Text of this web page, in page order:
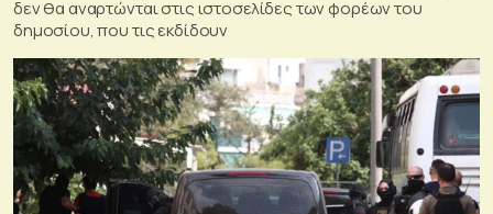
δεν θα αναρτώνται στις ιστοσελίδες των φορέων του
δημοσίου, που τις εκδίδουν